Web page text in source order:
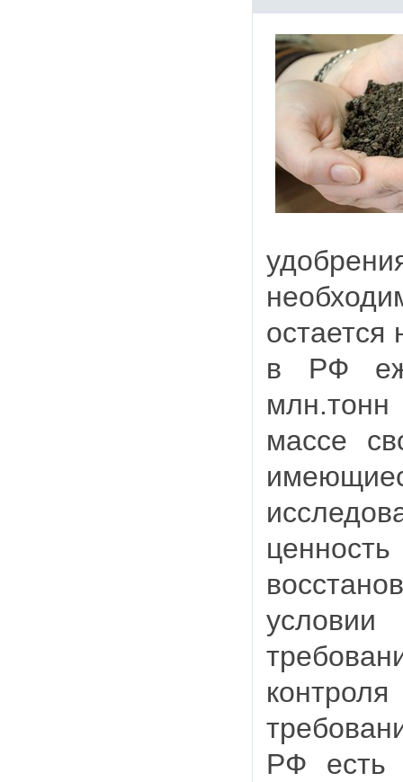
в РФ
млн.тонн
массе
условии
РФ есть